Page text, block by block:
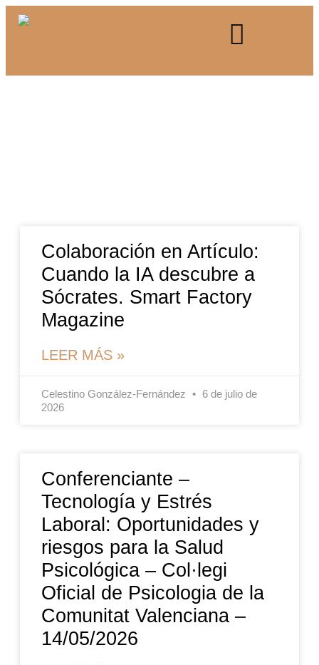
Colaboración en Artículo:
Cuando la IA descubre a
Sócrates. Smart Factory
Magazine
LEER MÁS »
Celestino González-Fernández
6 de julio de
2026
Conferenciante –
Tecnología y Estrés
Laboral: Oportunidades y
riesgos para la Salud
Psicológica – Col·legi
Oficial de Psicologia de la
Comunitat Valenciana –
14/05/2026